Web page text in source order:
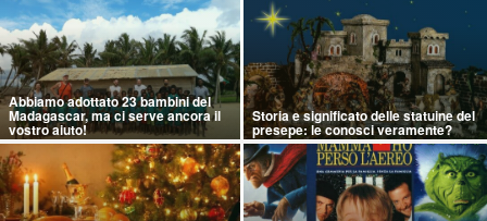
Abbiamo adottato 23 bambini del
Madagascar, ma ci serve ancora il
vostro aiuto!
Storia e significato delle statuine del
presepe: le conosci veramente?